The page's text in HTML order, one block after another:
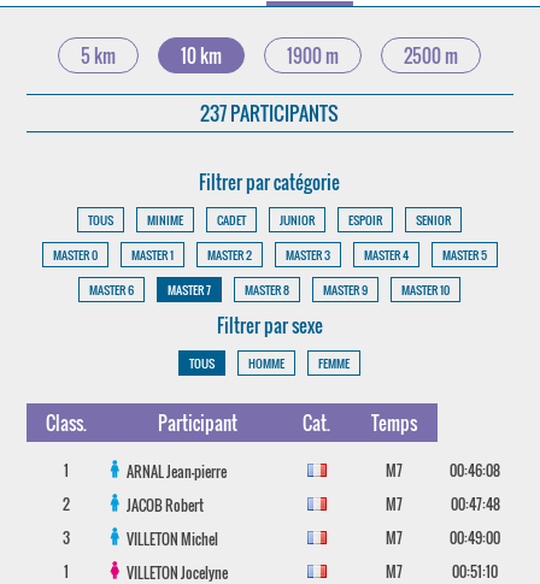
5 km 10 km 1900 m 2500 m
237 PARTICIPANTS
Filtrer par catégorie
TOUS MINIME CADET JUNIOR ESPOIR
SENIOR
MASTER 0
MASTER 1 MASTER 2 MASTER 3 MASTER 4
MASTER 5
MASTER 6
MASTER 7 MASTER 8 MASTER 9 MASTER 10
Filtrer par sexe
TOUS HOMME FEMME
Class. Participant Cat. Temps
1 ARNALJean-pierre M7
00:46:08
2
JACOBRobert M7
00:47:48
3
VILLETONMichel M7
00:49:00
1
VILLETONJocelyne M7
00:51:10